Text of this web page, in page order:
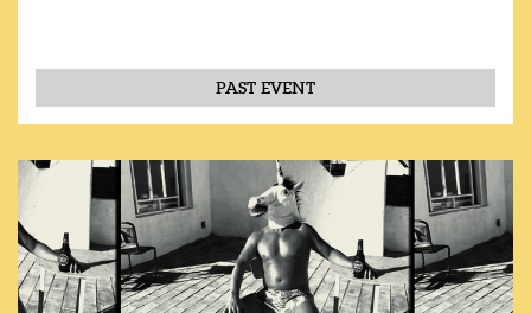
PAST EVENT